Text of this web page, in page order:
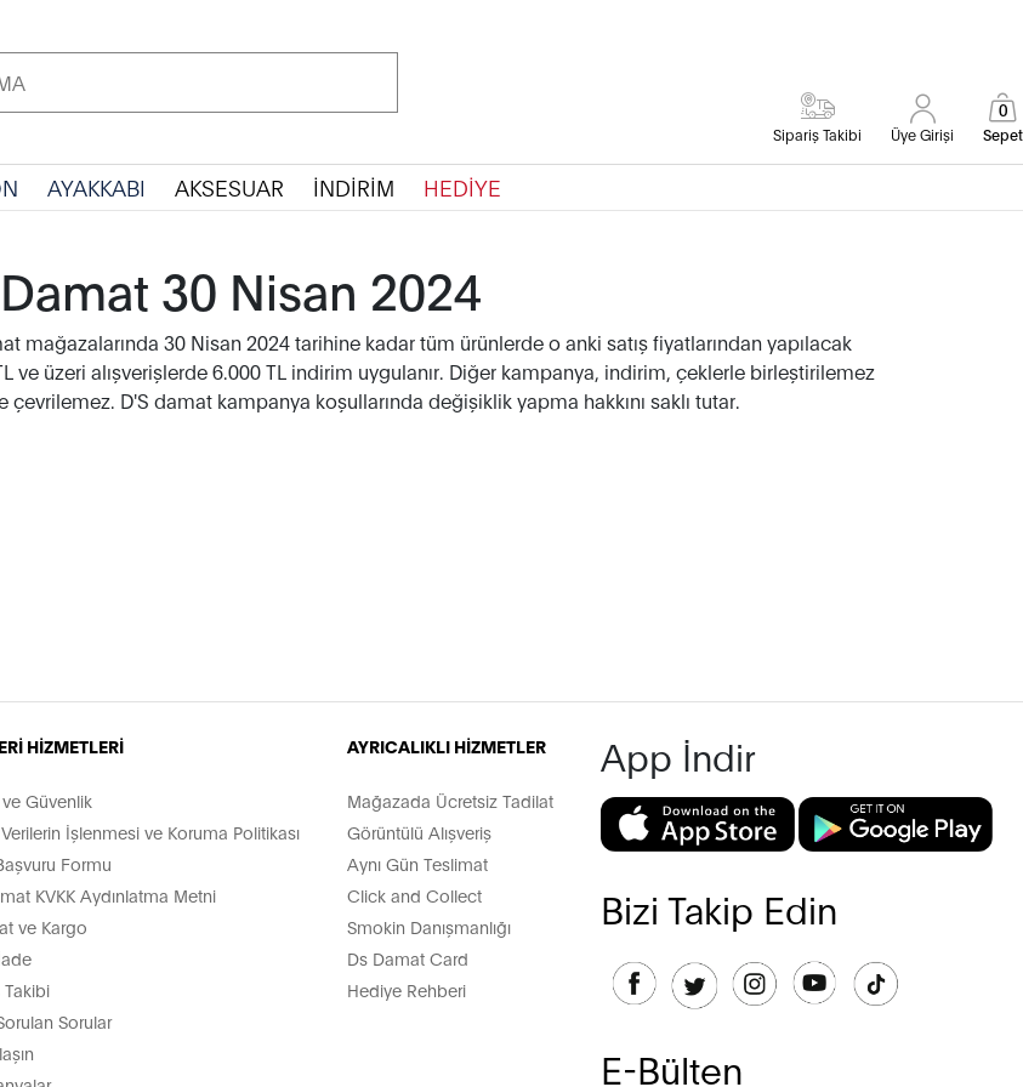
Sipariş Takibi Üye Girişi Sepet
0
AYAKKABI AKSESUAR İNDİRİM HEDİYE
30 Nisan 2024
mağazalarında 30 Nisan 2024 tarihine kadar tüm ürünlerde o anki satış fiyatlarından yapılacak
ve üzeri alışverişlerde 6.000 TL indirim uygulanır. Diğer kampanya, indirim, çeklerle birleştirilemez
çevrilemez. D'S damat kampanya koşullarında değişiklik yapma hakkını saklı tutar.
HİZMETLERİ
Güvenlik
İşlenmesi ve Koruma Politikası
Formu
KVKK Aydınlatma Metni
ve Kargo
Takibi
Sorular
AYRICALIKLI HİZMETLER
Mağazada Ücretsiz Tadilat
Görüntülü Alışveriş
Aynı Gün Teslimat
Click and Collect
Smokin Danışmanlığı
Ds Damat Card
Hediye Rehberi
App İndir
Bizi Takip Edin
E-Bülten